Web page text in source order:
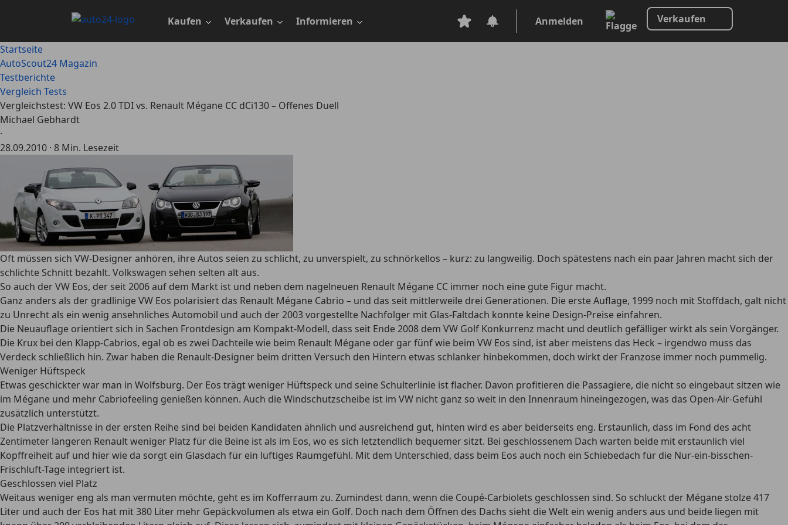
Kaufen Verkaufen Informieren Anmelden Verkaufen
Startseite
AutoScout24 Magazin
Testberichte
Vergleich Tests
Vergleichstest: VW Eos 2.0 TDI vs. Renault Mégane CC dCi130 – Offenes Duell
Michael Gebhardt
·
28.09.2010 · 8 Min. Lesezeit
Oft müssen sich VW-Designer anhören, ihre Autos seien zu schlicht, zu unverspielt, zu schnörkellos – kurz: zu langweilig. Doch spätestens nach ein paar Jahren macht sich der
schlichte Schnitt bezahlt. Volkswagen sehen selten alt aus.
So auch der VW Eos, der seit 2006 auf dem Markt ist und neben dem nagelneuen Renault Mégane CC immer noch eine gute Figur macht.
Ganz anders als der gradlinige VW Eos polarisiert das Renault Mégane Cabrio – und das seit mittlerweile drei Generationen. Die erste Auflage, 1999 noch mit Stoffdach, galt nicht
zu Unrecht als ein wenig ansehnliches Automobil und auch der 2003 vorgestellte Nachfolger mit Glas-Faltdach konnte keine Design-Preise einfahren.
Die Neuauflage orientiert sich in Sachen Frontdesign am Kompakt-Modell, dass seit Ende 2008 dem VW Golf Konkurrenz macht und deutlich gefälliger wirkt als sein Vorgänger.
Die Krux bei den Klapp-Cabrios, egal ob es zwei Dachteile wie beim Renault Mégane oder gar fünf wie beim VW Eos sind, ist aber meistens das Heck – irgendwo muss das
Verdeck schließlich hin. Zwar haben die Renault-Designer beim dritten Versuch den Hintern etwas schlanker hinbekommen, doch wirkt der Franzose immer noch pummelig.
Weniger Hüftspeck
Etwas geschickter war man in Wolfsburg. Der Eos trägt weniger Hüftspeck und seine Schulterlinie ist flacher. Davon profitieren die Passagiere, die nicht so eingebaut sitzen wie
im Mégane und mehr Cabriofeeling genießen können. Auch die Windschutzscheibe ist im VW nicht ganz so weit in den Innenraum hineingezogen, was das Open-Air-Gefühl
zusätzlich unterstützt.
Die Platzverhältnisse in der ersten Reihe sind bei beiden Kandidaten ähnlich und ausreichend gut, hinten wird es aber beiderseits eng. Erstaunlich, dass im Fond des acht
Zentimeter längeren Renault weniger Platz für die Beine ist als im Eos, wo es sich letztendlich bequemer sitzt. Bei geschlossenem Dach warten beide mit erstaunlich viel
Kopffreiheit auf und hier wie da sorgt ein Glasdach für ein luftiges Raumgefühl. Mit dem Unterschied, dass beim Eos auch noch ein Schiebedach für die Nur-ein-bisschen-
Frischluft-Tage integriert ist.
Geschlossen viel Platz
Weitaus weniger eng als man vermuten möchte, geht es im Kofferraum zu. Zumindest dann, wenn die Coupé-Carbiolets geschlossen sind. So schluckt der Mégane stolze 417
Liter und auch der Eos hat mit 380 Liter mehr Gepäckvolumen als etwa ein Golf. Doch nach dem Öffnen des Dachs sieht die Welt ein wenig anders aus und beide liegen mit